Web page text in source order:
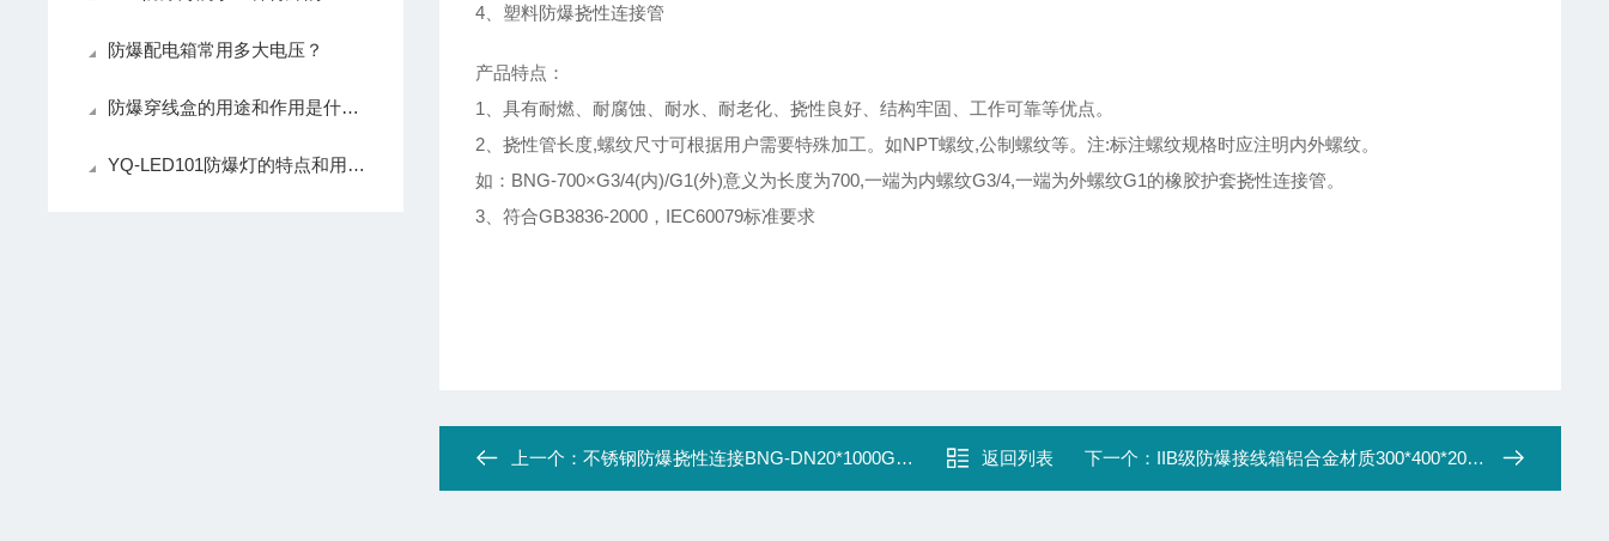
防爆配电箱常用多大电压？
防爆穿线盒的用途和作用是什么？
YQ-LED101防爆灯的特点和用途是什么？
4、塑料防爆挠性连接管
产品特点：
1、具有耐燃、耐腐蚀、耐水、耐老化、挠性良好、结构牢固、工作可靠等优点。
2、挠性管长度,螺纹尺寸可根据用户需要特殊加工。如NPT螺纹,公制螺纹等。注:标注螺纹规格时应注明内外螺纹。
如：BNG-700×G3/4(内)/G1(外)意义为长度为700,一端为内螺纹G3/4,一端为外螺纹G1的橡胶护套挠性连接管。
3、符合GB3836-2000，IEC60079标准要求
上一个：不锈钢防爆挠性连接BNG-DN20*1000G3/4两外 返回列表 下一个： IIB级防爆接线箱铝合金材质300*400*200定做